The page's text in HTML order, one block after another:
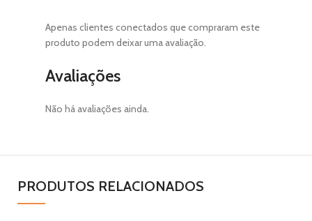
Avaliações
Não há avaliações ainda.
Apenas clientes conectados que compraram este
produto podem deixar uma avaliação.
PRODUTOS RELACIONADOS